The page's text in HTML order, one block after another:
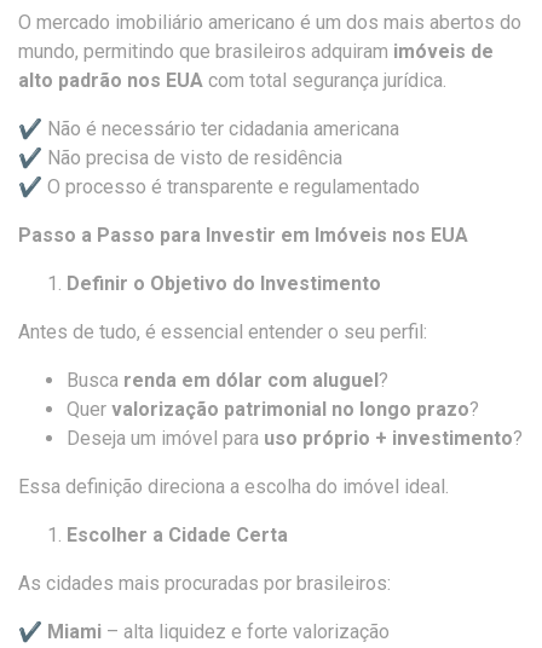
O mercado imobiliário americano é um dos mais abertos do
mundo, permitindo que brasileiros adquiram imóveis de
alto padrão nos EUA com total segurança jurídica.
✔ Não é necessário ter cidadania americana
✔ Não precisa de visto de residência
✔ O processo é transparente e regulamentado
Passo a Passo para Investir em Imóveis nos EUA
Definir o Objetivo do Investimento
Antes de tudo, é essencial entender o seu perfil:
Busca renda em dólar com aluguel?
Quer valorização patrimonial no longo prazo?
Deseja um imóvel para uso próprio + investimento?
Essa definição direciona a escolha do imóvel ideal.
Escolher a Cidade Certa
As cidades mais procuradas por brasileiros:
✔ Miami – alta liquidez e forte valorização